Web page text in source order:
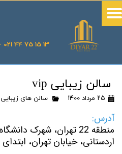
44 75 15 13
سالن زیبایی vip
۲۵ مرداد ۱۴۰۰ سالن های زیبایی
آدرس:
منطقه 22 تهران، شهرک
اردستانی، خیابان تهران،